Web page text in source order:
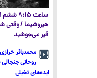
ساعت ۸:۱۵
هیروشیما / وقتی
قیر می‌جوشید
محمدباقر
روحانی جنجالی
ایده‌های تخیلی